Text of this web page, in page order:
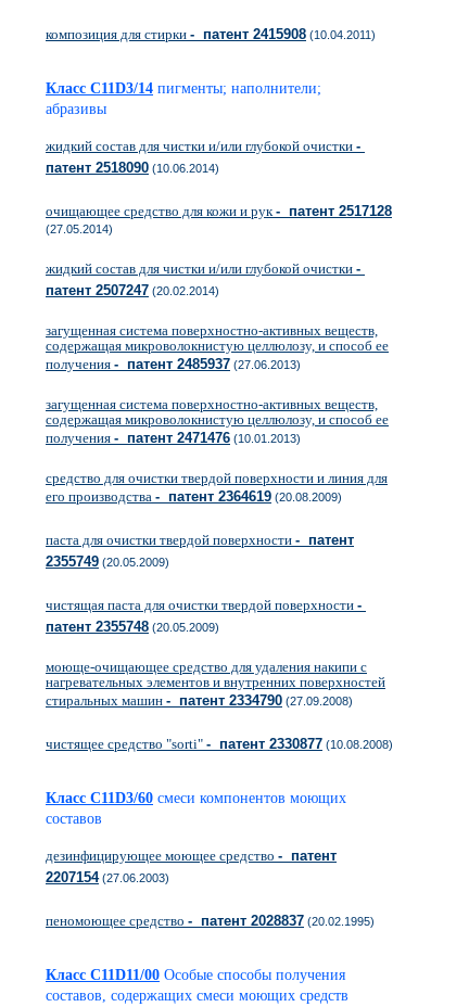
композиция для стирки - патент 2415908 (10.04.2011)
Класс C11D3/14 пигменты; наполнители;
абразивы
жидкий состав для чистки и/или глубокой очистки -
патент 2518090 (10.06.2014)
очищающее средство для кожи и рук- патент 2517128
(27.05.2014)
жидкий состав для чистки и/или глубокой очистки -
патент 2507247 (20.02.2014)
загущенная система поверхностно-активных веществ,
содержащая микроволокнистую целлюлозу, и способ ее
получения - патент 2485937 (27.06.2013)
загущенная система поверхностно-активных веществ,
содержащая микроволокнистую целлюлозу, и способ ее
получения - патент 2471476 (10.01.2013)
средство для очистки твердой поверхности и линия для
его производства - патент 2364619 (20.08.2009)
паста для очистки твердой поверхности - патент
2355749 (20.05.2009)
чистящая паста для очистки твердой поверхности -
патент 2355748 (20.05.2009)
моюще-очищающее средство для удаления накипи с
нагревательных элементов и внутренних поверхностей
стиральных машин - патент 2334790 (27.09.2008)
чистящее средство "sorti" - патент 2330877 (10.08.2008)
Класс C11D3/60 смеси компонентов моющих
составов
дезинфицирующее моющее средство - патент
2207154(27.06.2003)
пеномоющее средство - патент 2028837 (20.02.1995)
Класс C11D11/00 Особые способы получения
составов, содержащих смеси моющих средств